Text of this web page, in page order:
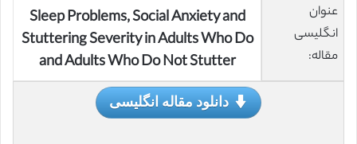
عنوان
انگلیسی
مقاله:
Sleep Problems, Social Anxiety and
Stuttering Severity in Adults Who Do
and Adults Who Do Not Stutter
دانلود مقاله انگلیسی